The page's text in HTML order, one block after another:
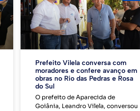
Prefeito Vilela conversa com
moradores e confere avanço em
obras no Rio das Pedras e Rosa
do Sul
O prefeito de Aparecida de
Goiânia, Leandro Vilela, conversou